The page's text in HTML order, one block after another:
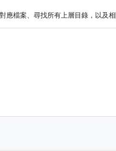
應檔案、尋找所有上層目錄，以及相